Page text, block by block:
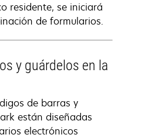
residente, se iniciará
de formularios.
y guárdelos en la
de barras y
están diseñadas
electrónicos